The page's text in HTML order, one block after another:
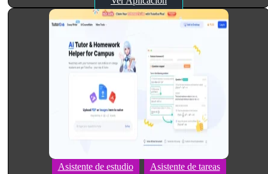
Asistente de estudio Asistente de tareas